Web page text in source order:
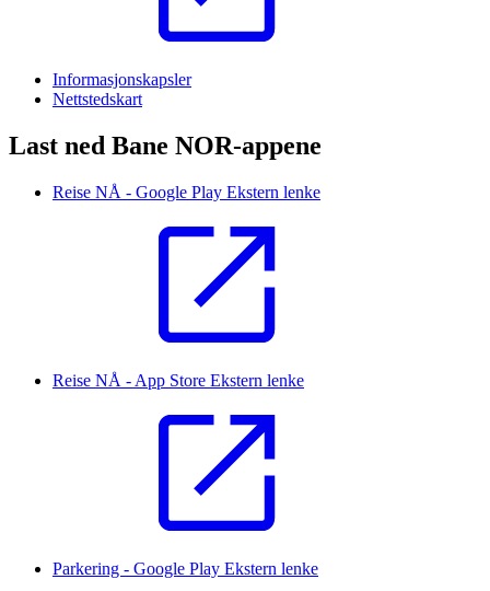
Informasjonskapsler
Nettstedskart
Last ned Bane NOR-appene
Reise NÅ - Google Play Ekstern lenke
Reise NÅ - App Store Ekstern lenke
Parkering - Google Play Ekstern lenke